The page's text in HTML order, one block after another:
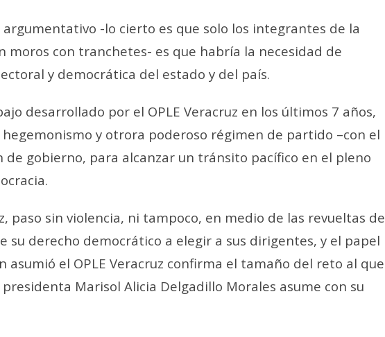
-lo cierto es que solo los integrantes de la
moros con tranchetes- es que habría la necesidad de
y democrática del estado y del país.
desarrollado por el OPLE Veracruz en los últimos 7 años,
y otrora poderoso régimen de partido –con el
de gobierno, para alcanzar un tránsito pacífico en el pleno
paso sin violencia, ni tampoco, en medio de las revueltas de
su derecho democrático a elegir a sus dirigentes, y el papel
asumió el OPLE Veracruz confirma el tamaño del reto al que
Marisol Alicia Delgadillo Morales asume con su